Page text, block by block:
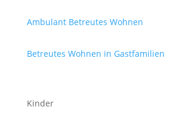
Ambulant Betreutes Wohnen
Betreutes Wohnen in Gastfamilien
Kinder